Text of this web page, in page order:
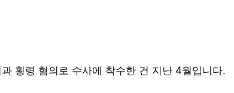
횡령 혐의로 수사에 착수한 건 지난 4월입니다.